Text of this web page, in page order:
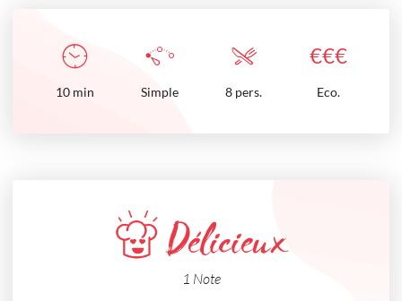
€€€
10 min Simple 8 pers. Eco.
Délicieux
1 Note